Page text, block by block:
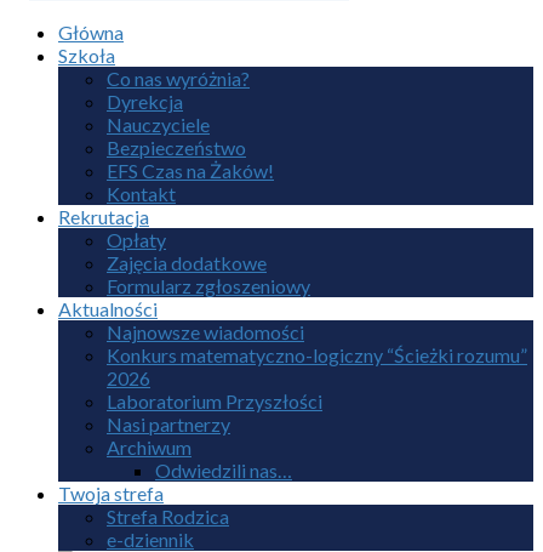
Główna
Szkoła
Co nas wyróżnia?
Dyrekcja
Nauczyciele
Bezpieczeństwo
EFS Czas na Żaków!
Kontakt
Rekrutacja
Opłaty
Zajęcia dodatkowe
Formularz zgłoszeniowy
Aktualności
Najnowsze wiadomości
Konkurs matematyczno-logiczny “Ścieżki rozumu”
2026
Laboratorium Przyszłości
Nasi partnerzy
Archiwum
Odwiedzili nas…
Twoja strefa
Strefa Rodzica
e-dziennik